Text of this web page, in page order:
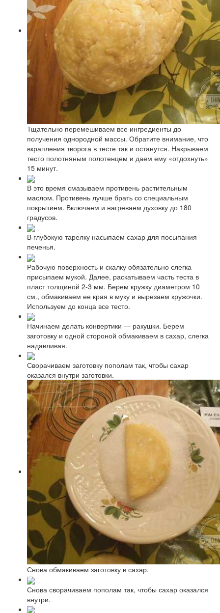
Тщательно перемешиваем все ингредиенты до
получения однородной массы. Обратите внимание, что
вкрапления творога в тесте так и останутся. Накрываем
тесто полотняным полотенцем и даем ему «отдохнуть»
15 минут.
В это время смазываем противень растительным
маслом. Противень лучше брать со специальным
покрытием. Включаем и нагреваем духовку до 180
градусов.
В глубокую тарелку насыпаем сахар для посыпания
печенья.
Рабочую поверхность и скалку обязательно слегка
присыпаем мукой. Далее, раскатываем часть теста в
пласт толщиной 2-3 мм. Берем кружку диаметром 10
см., обмакиваем ее края в муку и вырезаем кружочки.
Используем до конца все тесто.
Начинаем делать конвертики — ракушки. Берем
заготовку и одной стороной обмакиваем в сахар, слегка
надавливая.
Сворачиваем заготовку пополам так, чтобы сахар
оказался внутри заготовки.
Снова обмакиваем заготовку в сахар.
Снова сворачиваем пополам так, чтобы сахар оказался
внутри.